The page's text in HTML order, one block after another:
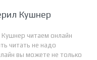
Кушнер
читаем онлайн
читать не надо
вы можете не только